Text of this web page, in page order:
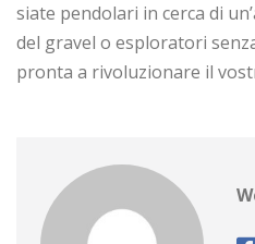
siate pendolari in cerca di
del gravel o esploratori
pronta a rivoluzionare il